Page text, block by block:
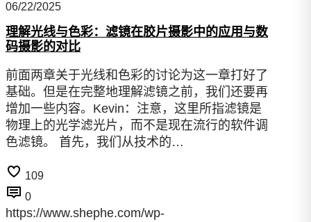
06/22/2025
理解光线与色彩：滤镜在胶片摄影中的应用与数
码摄影的对比
前面两章关于光线和色彩的讨论为这一章打好了
基础。但是在完整地理解滤镜之前，我们还要再
增加一些内容。Kevin：注意，这里所指滤镜是
物理上的光学滤光片，而不是现在流行的软件调
色滤镜。 首先，我们从技术的…
109
0
https://www.shephe.com/wp-